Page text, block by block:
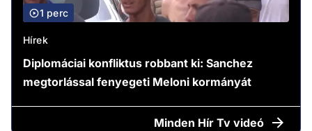
1 perc
Hírek
Diplomáciai konfliktus robbant ki: Sanchez
megtorlással fenyegeti Meloni kormányát
Minden Hír Tv videó